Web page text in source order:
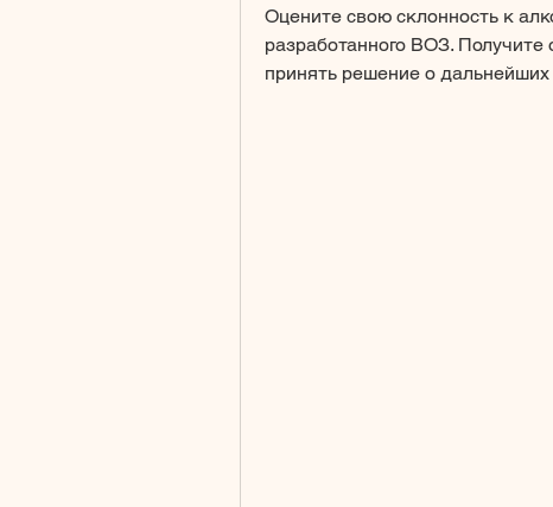
Оцените свою склонность к
разработанного ВОЗ.
принять решение о дальнейших